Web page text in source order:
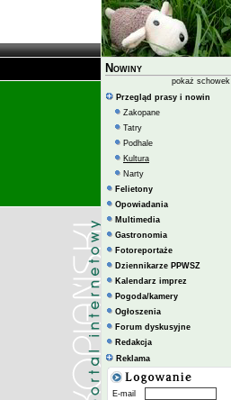
Nowiny
pokaż schowek
Przegląd prasy i nowin
Zakopane
Tatry
Podhale
Kultura
Narty
Felietony
Opowiadania
Multimedia
Gastronomia
Fotoreportaże
Dziennikarze PPWSZ
Kalendarz imprez
Pogoda/kamery
Ogłoszenia
Forum dyskusyjne
Redakcja
Reklama
E-mail